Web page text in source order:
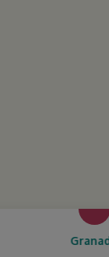
Granada